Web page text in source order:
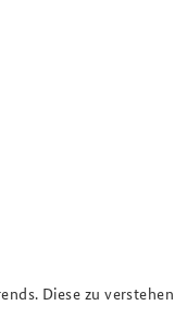
der BAKS
an der BAKS
Diese zu verstehen